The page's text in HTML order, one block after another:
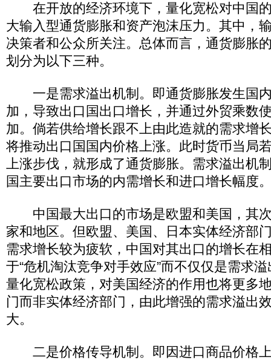
在开放的经济环境下，量化宽松对中国
大输入型通货膨胀和资产泡沫压力。其中，
决策者和公众所关注。总体而言，通货膨胀
划分为以下三种。
一是需求溢出机制。即通货膨胀发生国
加，导致出口国出口增长，并通过外贸乘数
加。倘若供给增长跟不上由此造就的需求增
将推动出口国国内价格上涨。此时货币当局
上涨步伐，就形成了通货膨胀。需求溢出机
国主要出口市场的内需增长和进口增长幅度
中国最大出口的市场是欧盟和美国，其
家和地区。但欧盟、美国、日本实体经济部
需求增长较为疲软，中国对其出口的增长在
于“危机淘汰竞争对手效应”而不仅仅是需求
量化宽松政策，对美国经济的作用也将更多
门而非实体经济部门，由此增强的需求溢出
大。
二是价格传导机制。即因进口商品价格